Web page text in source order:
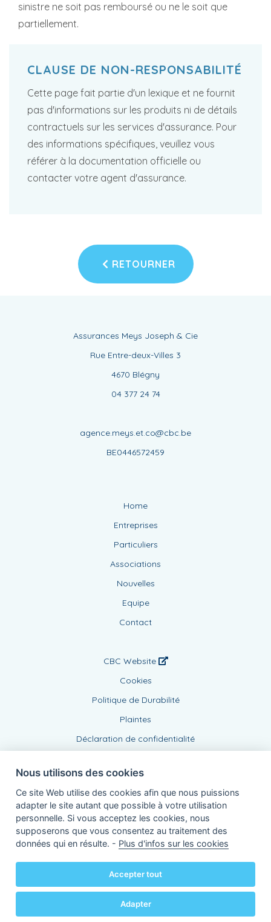
sinistre ne soit pas remboursé ou ne le soit que
partiellement.
CLAUSE DE NON-RESPONSABILITÉ
Cette page fait partie d'un lexique et ne fournit
pas d'informations sur les produits ni de détails
contractuels sur les services d'assurance. Pour
des informations spécifiques, veuillez vous
référer à la documentation officielle ou
contacter votre agent d'assurance.
RETOURNER
Assurances Meys Joseph & Cie
Rue Entre-deux-Villes 3
4670 Blégny
04 377 24 74
agence.meys.et.co@cbc.be
BE0446572459
Home
Entreprises
Particuliers
Associations
Nouvelles
Equipe
Contact
CBC Website
Cookies
Politique de Durabilité
Plaintes
Déclaration de confidentialité
Agent lié, BE0446572459
de KBC Assurances sa
3000 Louvain - Belgique
TVA BE 0403.552.563 - RPR Louvain
Powered byKBC-Agent(versie 3.21.0)
© 2026 tous droits réservés
Nous utilisons des cookies
Ce site Web utilise des cookies afin que nous puissions
adapter le site autant que possible à votre utilisation
personnelle. Si vous acceptez les cookies, nous
supposerons que vous consentez au traitement des
données qui en résulte. - Plus d'infos sur les cookies
Accepter tout
Adapter